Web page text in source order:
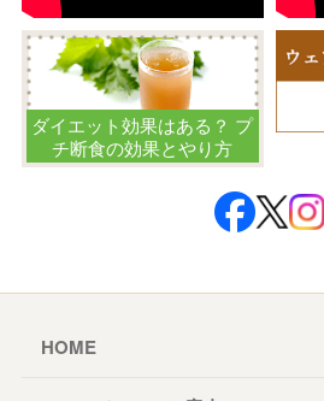
ダイエット効果はある？ プ
チ断食の効果とやり方
HOME